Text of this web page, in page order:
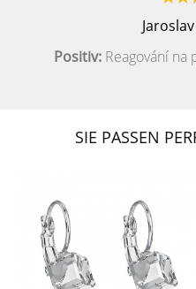
Positiv: Reagování na
SIE PASSEN